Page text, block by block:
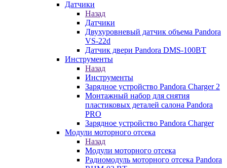
Датчики
Назад
Датчики
Двухуровневый датчик объема Pandora
VS-22d
Датчик двери Pandora DMS-100BT
Инструменты
Назад
Инструменты
Зарядное устройство Pandora Charger 2
Монтажный набор для снятия
пластиковых деталей салона Pandora
PRO
Зарядное устройство Pandora Charger
Модули моторного отсека
Назад
Модули моторного отсека
Радиомодуль моторного отсека Pandora